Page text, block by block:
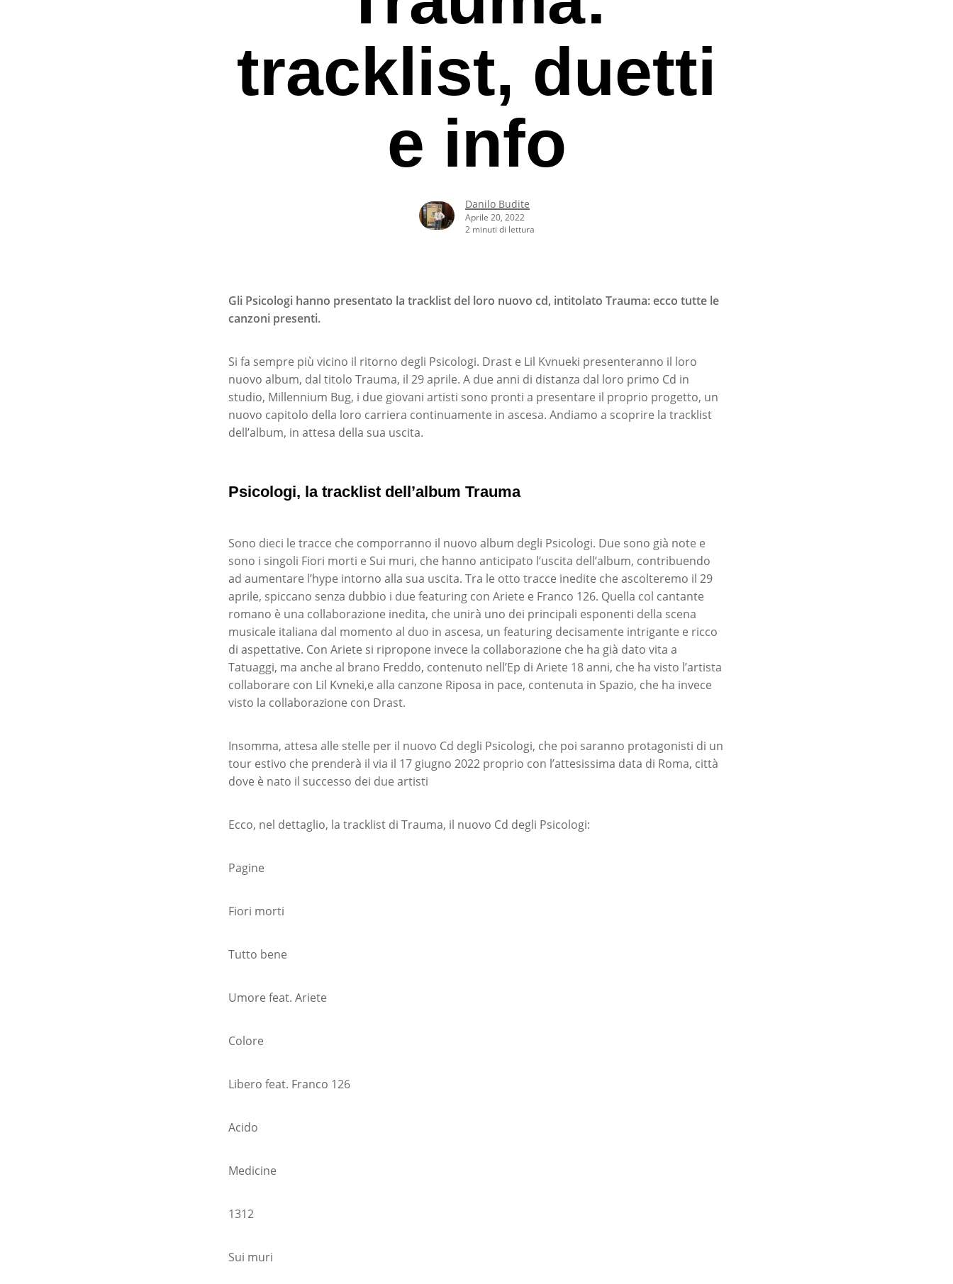
tracklist, duetti
e info
Danilo Budite
Aprile 20, 2022
2 minuti di lettura
Gli Psicologi hanno presentato la tracklist del loro nuovo cd, intitolato Trauma: ecco tutte le
canzoni presenti.
Si fa sempre più vicino il ritorno degli Psicologi. Drast e Lil Kvnueki presenteranno il loro
nuovo album, dal titolo Trauma, il 29 aprile. A due anni di distanza dal loro primo Cd in
studio, Millennium Bug, i due giovani artisti sono pronti a presentare il proprio progetto, un
nuovo capitolo della loro carriera continuamente in ascesa. Andiamo a scoprire la tracklist
dell’album, in attesa della sua uscita.
Psicologi, la tracklist dell’album Trauma
Sono dieci le tracce che comporranno il nuovo album degli Psicologi. Due sono già note e
sono i singoli Fiori morti e Sui muri, che hanno anticipato l’uscita dell’album, contribuendo
ad aumentare l’hype intorno alla sua uscita. Tra le otto tracce inedite che ascolteremo il 29
aprile, spiccano senza dubbio i due featuring con Ariete e Franco 126. Quella col cantante
romano è una collaborazione inedita, che unirà uno dei principali esponenti della scena
musicale italiana dal momento al duo in ascesa, un featuring decisamente intrigante e ricco
di aspettative. Con Ariete si ripropone invece la collaborazione che ha già dato vita a
Tatuaggi, ma anche al brano Freddo, contenuto nell’Ep di Ariete 18 anni, che ha visto l’artista
collaborare con Lil Kvneki,e alla canzone Riposa in pace, contenuta in Spazio, che ha invece
visto la collaborazione con Drast.
Insomma, attesa alle stelle per il nuovo Cd degli Psicologi, che poi saranno protagonisti di un
tour estivo che prenderà il via il 17 giugno 2022 proprio con l’attesissima data di Roma, città
dove è nato il successo dei due artisti
Ecco, nel dettaglio, la tracklist di Trauma, il nuovo Cd degli Psicologi:
Pagine
Fiori morti
Tutto bene
Umore feat. Ariete
Colore
Libero feat. Franco 126
Acido
Medicine
1312
Sui muri